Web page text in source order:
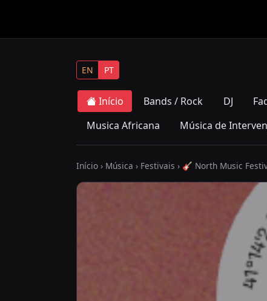
EN PT
Início Bands / Rock DJ
Musica Africana
Música de
Início › Música › Festivais › 🎸 North Music